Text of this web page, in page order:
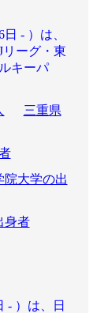
- ）は、
ーグ・東
キーパ
三重県
院大学の出
身者
- ）は、日